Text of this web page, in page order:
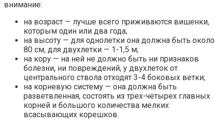
внимание:
на возраст — лучше всего приживаются вишенки,
которым один или два года;
на высоту — для однолетки она должна быть около
80 см, для двухлетки — 1-1,5 м;
на кору — на ней не должно быть ни признаков
болезни, ни повреждений, у двухлеток от
центрального ствола отходят 3-4 боковых ветки;
на корневую систему — она должна быть
разветвленная, состоять из трех-четырех главных
корней и большого количества мелких
всасывающих корешков.